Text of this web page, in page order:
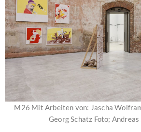
M26 Mit Arbeiten von: Jascha
Georg Schatz Foto;